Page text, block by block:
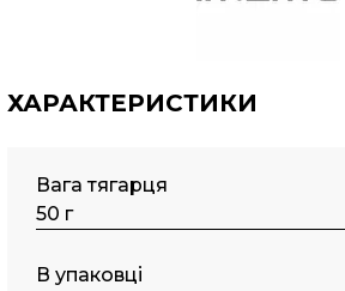
ХАРАКТЕРИСТИКИ
Вага тягарця
50 г
В упаковці